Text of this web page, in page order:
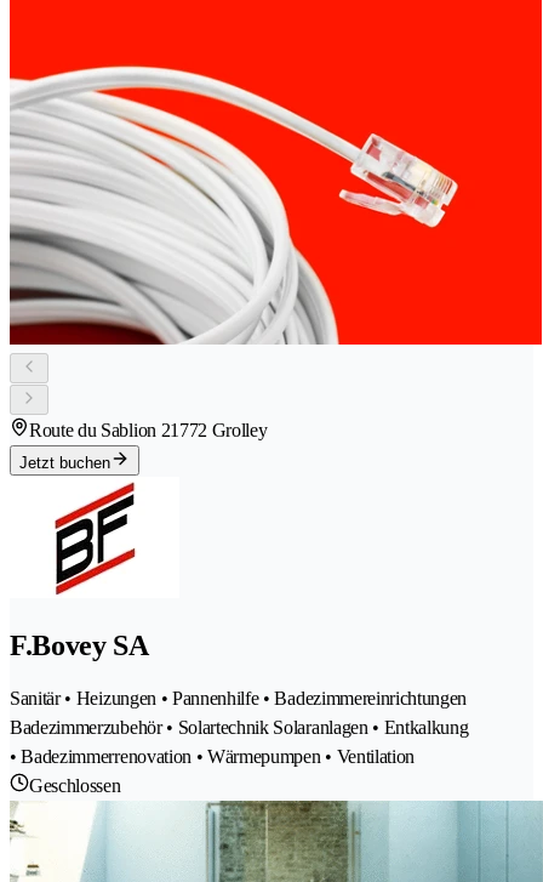
Route du Sablion 21772 Grolley
Jetzt buchen
F.Bovey SA
Sanitär • Heizungen • Pannenhilfe • Badezimmereinrichtungen
Badezimmerzubehör • Solartechnik Solaranlagen • Entkalkung
• Badezimmerrenovation • Wärmepumpen • Ventilation
Geschlossen